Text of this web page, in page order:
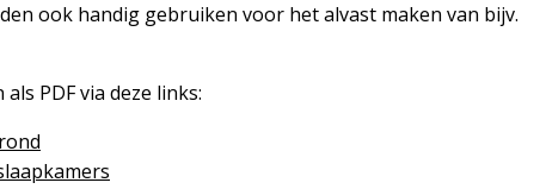
ook handig gebruiken voor het alvast maken van bijv.
PDF via deze links: